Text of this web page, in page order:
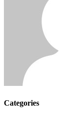
Categories